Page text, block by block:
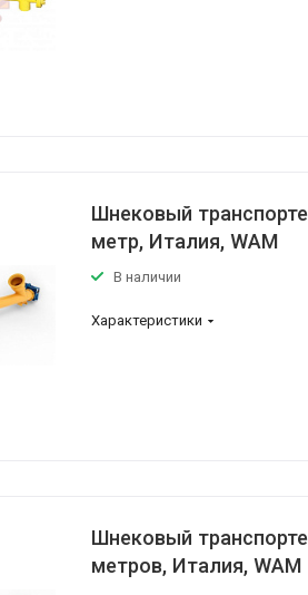
Шнековый
метр, Италия, WAM
В наличии
Характеристики
Шнековый
метров, Италия, WAM